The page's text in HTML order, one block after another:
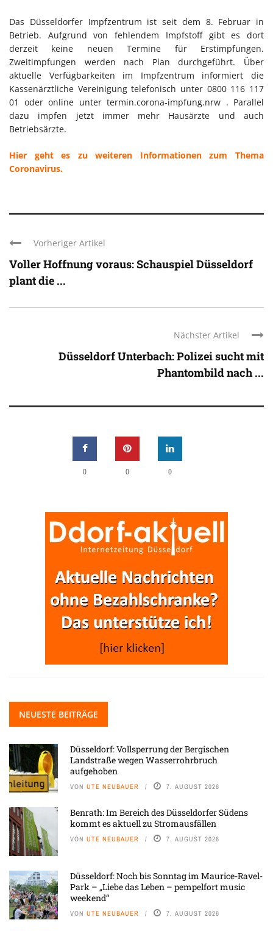
Das Düsseldorfer Impfzentrum ist seit dem 8. Februar in
Betrieb. Aufgrund von fehlendem Impfstoff gibt es dort
derzeit keine neuen Termine für Erstimpfungen.
Zweitimpfungen werden nach Plan durchgeführt. Über
aktuelle Verfügbarkeiten im Impfzentrum informiert die
Kassenärztliche Vereinigung telefonisch unter 0800 116 117
01 oder online unter termin.corona-impfung.nrw . Parallel
dazu impfen jetzt immer mehr Hausärzte und auch
Betriebsärzte.
Hier geht es zu weiteren Informationen zum Thema
Coronavirus.
Vorheriger Artikel
Voller Hoffnung voraus: Schauspiel Düsseldorf
plant die ...
Nächster Artikel
Düsseldorf Unterbach: Polizei sucht mit
Phantombild nach ...
0 0 0
NEUESTE BEITRÄGE
Düsseldorf: Vollsperrung der Bergischen
Landstraße wegen Wasserrohrbruch
aufgehoben
VON UTE NEUBAUER 7. AUGUST 2026
Benrath: Im Bereich des Düsseldorfer Südens
kommt es aktuell zu Stromausfällen
VON UTE NEUBAUER 7. AUGUST 2026
Düsseldorf: Noch bis Sonntag im Maurice-Ravel-
Park – „Liebe das Leben – pempelfort music
weekend“
VON UTE NEUBAUER 7. AUGUST 2026